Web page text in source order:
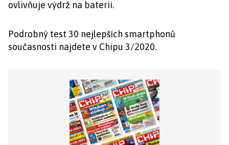
ovlivňuje výdrž na baterii.
Podrobný test 30 nejlepších smartphonů
současnosti najdete v Chipu 3/2020.